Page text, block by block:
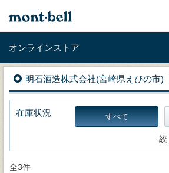
オンラインストア
明石酒造株式会社(宮崎県えびの市)
在庫状況 すべて
絞
全3件